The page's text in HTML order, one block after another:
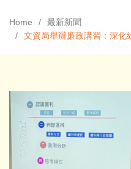
Home
最新新聞
文資局舉辦廉政講習：深化